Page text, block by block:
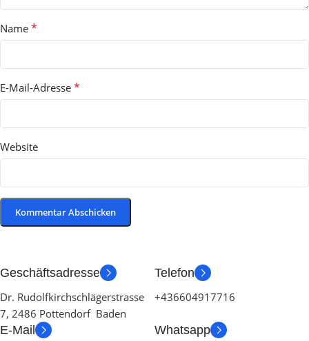
Name *
E-Mail-Adresse *
Website
Geschäftsadresse
Dr. Rudolfkirchschlägerstrasse
7, 2486 Pottendorf Baden
Telefon
+436604917716
E-Mail
Whatsapp